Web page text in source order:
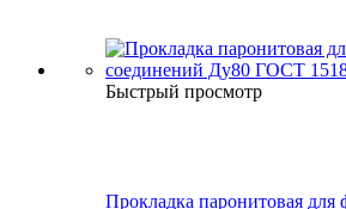
Быстрый просмотр
Прокладка паронитовая для